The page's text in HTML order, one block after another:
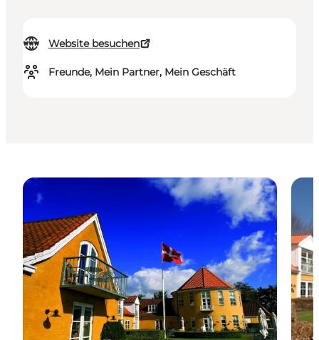
Website besuchen
Freunde, Mein Partner, Mein Geschäft